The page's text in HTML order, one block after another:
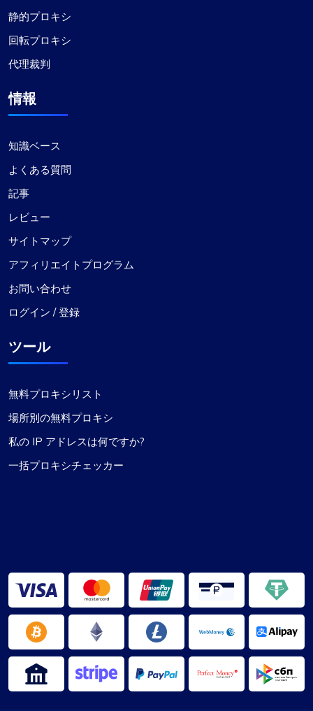
静的プロキシ
回転プロキシ
代理裁判
情報
知識ベース
よくある質問
記事
レビュー
サイトマップ
アフィリエイトプログラム
お問い合わせ
ログイン / 登録
ツール
無料プロキシリスト
場所別の無料プロキシ
私の IP アドレスは何ですか?
一括プロキシチェッカー